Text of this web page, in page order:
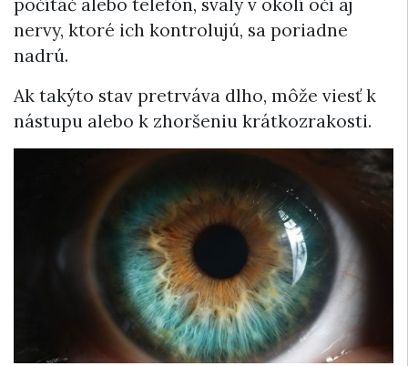
nervy, ktoré ich kontrolujú, sa poriadne
nadrú.
Ak takýto stav pretrváva dlho, môže viesť k
nástupu alebo k zhoršeniu krátkozrakosti.